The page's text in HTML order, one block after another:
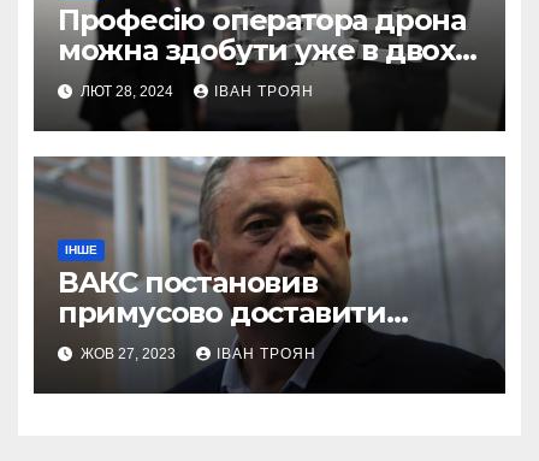
Професію оператора дрона
можна здобути уже в двох
профтехах Львівщини
ЛЮТ 28, 2024 ІВАН ТРОЯН
ІНШЕ
ВАКС постановив
примусово доставити
Дубневича до суду
ЖОВ 27, 2023 ІВАН ТРОЯН